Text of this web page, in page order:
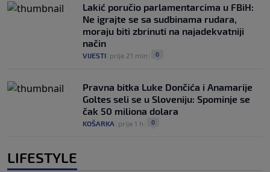
Lakić poručio parlamentarcima u FBiH:
Ne igrajte se sa sudbinama rudara,
moraju biti zbrinuti na najadekvatniji
način
VIJESTI prije 21 min 0
Pravna bitka Luke Dončića i Anamarije
Goltes seli se u Sloveniju: Spominje se
čak 50 miliona dolara
KOŠARKA prije 1 h 0
LIFESTYLE